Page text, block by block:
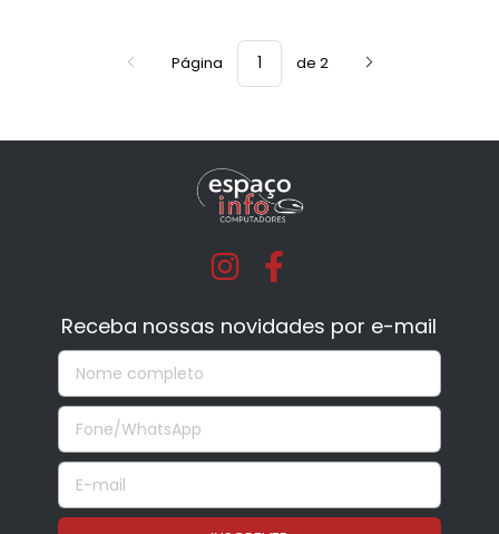
Página de 2
Receba nossas novidades por e-mail